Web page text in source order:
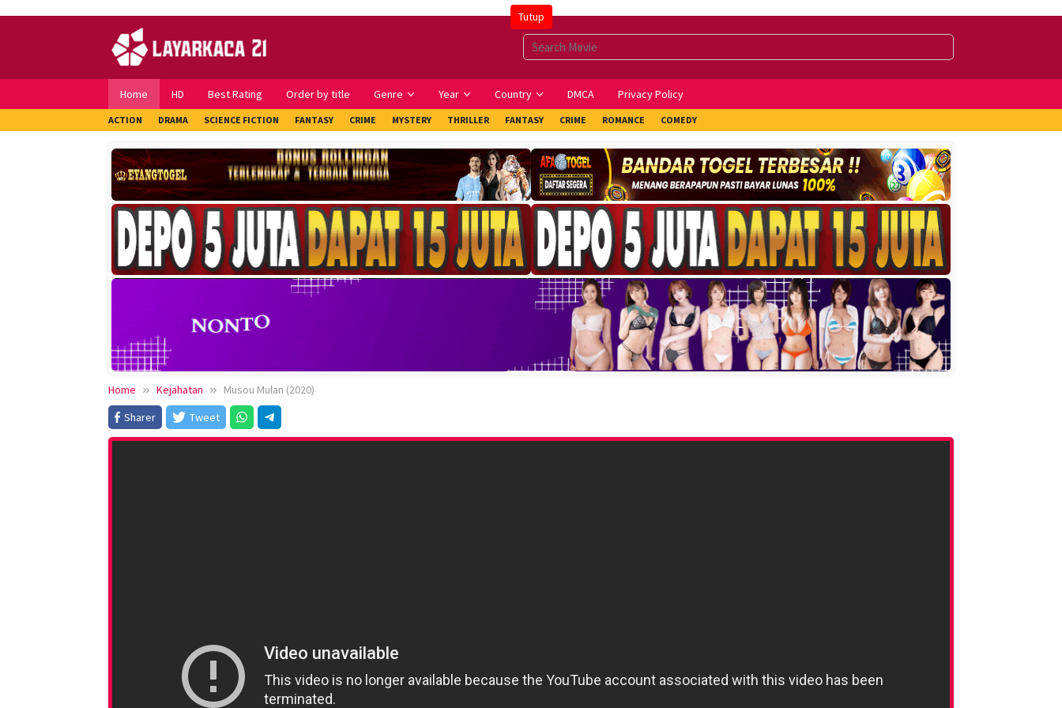
Tutup
Home HD Best Rating Order by title Genre Year Country DMCA Privacy Policy
ACTION DRAMA SCIENCE FICTION FANTASY CRIME MYSTERY THRILLER FANTASY CRIME ROMANCE COMEDY
Home Kejahatan
Musou Mulan (2020)
Sharer
Tweet